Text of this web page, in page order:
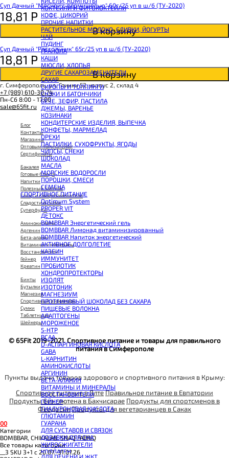
CHIKALAB Вафля двойная с начинкой
SNAQ FABRIQ Вафли с начинкой
SNAQ FABRIQ Хлебцы рисовые
SNAQ FABRIQ Батончик шоколадный без сахара Qwikler
SNAQ FABRIQ Батончик в шоколаде Coco
SNAQ FABRIQ Батончик в шоколаде Snaqer
КОКТЕЙЛИ И ФИТОКОКТЕЙЛИ
КОФЕ, ЦИКОРИЙ
ПРОЧИЕ НАПИТКИ
РАСТИТЕЛЬНОЕ МОЛОКО, СЛИВКИ, ЙОГУРТЫ
ЧАЙ
ПУДИНГ
ГРАНОЛА
КАШИ
МЮСЛИ, ХЛОПЬЯ
ДРУГИЕ САХАРОЗАМЕНИТЕЛИ
САХАР
СИРОПЫ И ТОППИНГИ
СНЭКИ И БАТОНЧИКИ
БЕЗЕ, ЗЕФИР, ПАСТИЛА
ДЖЕМЫ, ВАРЕНЬЕ
КОЗИНАКИ
КОНДИТЕРСКИЕ ИЗДЕЛИЯ, ВЫПЕЧКА
КОНФЕТЫ, МАРМЕЛАД
ОРЕХИ
ПАСТИЛКИ, СУХОФРУКТЫ, ЯГОДЫ
ЧИПСЫ, СНЕКИ
ШОКОЛАД
МАСЛА
МОРСКИЕ ВОДОРОСЛИ
ПОРОШКИ, СМЕСИ
СЕМЕНА
СПОРТИВНОЕ ПИТАНИЕ
Optimum System
PROPER VIT
ДЕТОКС
BOMBBAR Энергетический гель
BOMBBAR Лимонад витаминизированный
BOMBBAR Напиток энергетический
АКТИВНОЕ ДОЛГОЛЕТИЕ
КАЗЕИН
ИММУНИТЕТ
ПРОБИОТИК
ХОНДРОПРОТЕКТОРЫ
ИЗОЛЯТ
ИЗОТОНИК
МАГНЕЗИУМ
ПРОТЕИНОВЫЙ ШОКОЛАД БЕЗ САХАРА
ПИЩЕВЫЕ ВОЛОКНА
АДАПТОГЕНЫ
МОРОЖЕНОЕ
5-HTP
BCAA
D-АСПАРГИНОВАЯ КИСЛОТА
GABA
L-КАРНИТИН
АМИНОКИСЛОТЫ
АРГИНИН
БЕТА-АЛАНИН
ВИТАМИНЫ И МИНЕРАЛЫ
ВОССТАНОВИТЕЛИ
ГЕЙНЕР
ГИАЛУРОНОВАЯ КИСЛОТА
ГЛЮТАМИН
ГУАРАНА
ДЛЯ СУСТАВОВ И СВЯЗОК
ДОБАВКИ ДЛЯ СНА
ЖИРОСЖИГАТЕЛИ
КОЛЛАГЕН
ДЛЯ ПЕЧЕНИ И ЖКТ
Суп Дачный "Мясной с вермишелью" 60г/25 уп в ш/б (ТУ-2020)
18,81 Р
В корзину
Суп Дачный "Рассольник" 65г/25 уп в ш/б (ТУ-2020)
18,81 Р
В корзину
г. Симферополь, ул. Глинки 57, корпус 2, склад 4
+7 (989) 610-30-74
Пн-Сб 8:00 - 17:00
sale@65fit.ru
Блог
Контакты
Магазины
Оптовым покупателям
Сертификаты
Бакалея
Готовые блюда
Напитки
Полезный завтрак
Сахар и сахарозаменители
Сладости и снеки
Суперфуды
Аминокислоты
Аргенин
Бета-аланин
Витамины и минералы
Восстановители
Гейнер
Креатин
Бинты
Бутылки
Магнезия
Спортивный инвентарь
Сумки
Таблетницы
Шейкеры
© 65Fit 2019-2021. Спортивное питание и товары для правильного
питания в Симферополе
Пункты выдачи товаров здорового и спортивного питания в Крыму:
Спортивное питание в ЯлтеПравильное питание в Евпатории
Продукты без глютена в Бахчисарае Продукты для спортсменов в
ФеодосииПродукты для вегетарианцев в Саках
00
Категории
BOMBBAR, CHIKALAB, SNAQ FABRIQ
Все товары категории
__3 SKU 3+1 с 20.07.-31.07.26